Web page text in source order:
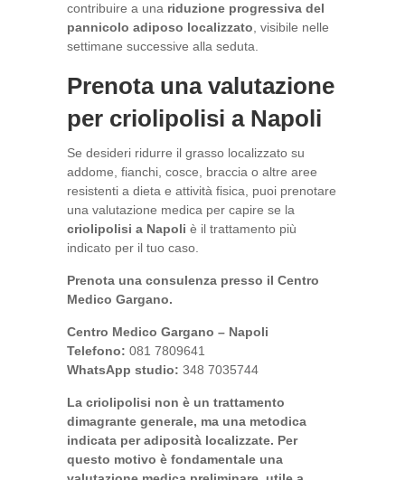
contribuire a una riduzione progressiva del
pannicolo adiposo localizzato, visibile nelle
settimane successive alla seduta.
Prenota una valutazione
per criolipolisi a Napoli
Se desideri ridurre il grasso localizzato su
addome, fianchi, cosce, braccia o altre aree
resistenti a dieta e attività fisica, puoi prenotare
una valutazione medica per capire se la
criolipolisi a Napoli è il trattamento più
indicato per il tuo caso.
Prenota una consulenza presso il Centro
Medico Gargano.
Centro Medico Gargano – Napoli
Telefono: 081 7809641
WhatsApp studio: 348 7035744
La criolipolisi non è un trattamento
dimagrante generale, ma una metodica
indicata per adiposità localizzate. Per
questo motivo è fondamentale una